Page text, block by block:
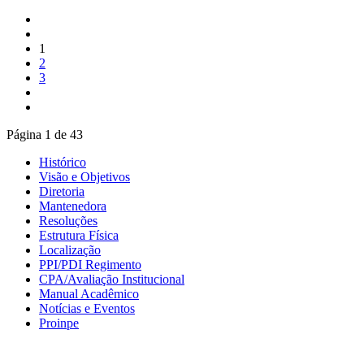
1
2
3
Página 1 de 43
Histórico
Visão e Objetivos
Diretoria
Mantenedora
Resoluções
Estrutura Física
Localização
PPI/PDI Regimento
CPA/Avaliação Institucional
Manual Acadêmico
Notícias e Eventos
Proinpe